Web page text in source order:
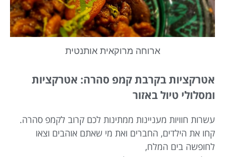
ארוחה מרוקאית אותנטית
אטרקציות בקרבת קמפ סהרה: אטרקציות
ומסלולי טיול באזור
עשרות חוויות מעניינות ממתינות לכם קרוב לקמפ סהרה.
קחו את הילדים, החברים ואת מי שאתם אוהבים וצאו
לחופשה בים המלח,